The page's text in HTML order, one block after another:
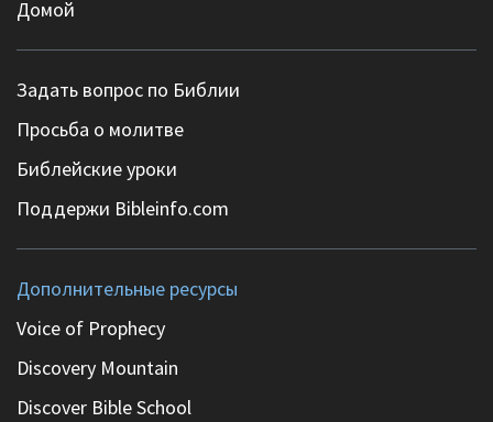
Домой
Задать вопрос по Библии
Просьба о молитве
Библейские уроки
Поддержи Bibleinfo.com
Дополнительные ресурсы
Voice of Prophecy
Discovery Mountain
Discover Bible School